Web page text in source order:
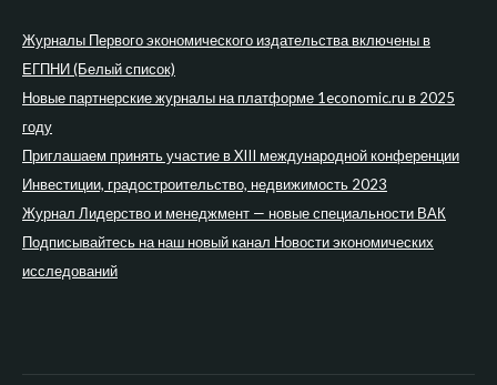
Журналы Первого экономического издательства включены в
ЕГПНИ (Белый список)
Новые партнерские журналы на платформе 1economic.ru в 2025
году
Приглашаем принять участие в XIII международной конференции
Инвестиции, градостроительство, недвижимость 2023
Журнал Лидерство и менеджмент — новые специальности ВАК
Подписывайтесь на наш новый канал Новости экономических
исследований